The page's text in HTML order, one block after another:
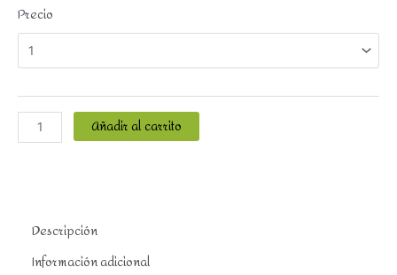
Precio
Añadir al carrito
Descripción
Información adicional